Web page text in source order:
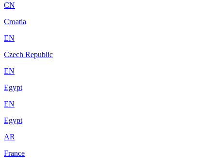
CN
Croatia
EN
Czech Republic
EN
Egypt
EN
Egypt
AR
France